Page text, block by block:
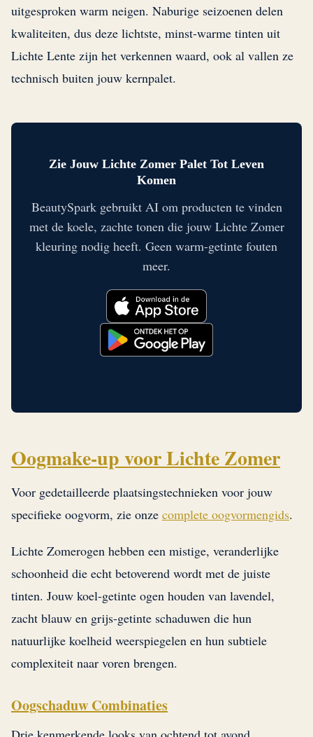
uitgesproken warm neigen. Naburige seizoenen delen
kwaliteiten, dus deze lichtste, minst-warme tinten uit
Lichte Lente zijn het verkennen waard, ook al vallen ze
technisch buiten jouw kernpalet.
Zie Jouw Lichte Zomer Palet Tot Leven
Komen
BeautySpark gebruikt AI om producten te vinden
met de koele, zachte tonen die jouw Lichte Zomer
kleuring nodig heeft. Geen warm-getinte fouten
meer.
Oogmake-up voor Lichte Zomer
Voor gedetailleerde plaatsingstechnieken voor jouw
specifieke oogvorm, zie onze complete oogvormengids.
Lichte Zomerogen hebben een mistige, veranderlijke
schoonheid die echt betoverend wordt met de juiste
tinten. Jouw koel-getinte ogen houden van lavendel,
zacht blauw en grijs-getinte schaduwen die hun
natuurlijke koelheid weerspiegelen en hun subtiele
complexiteit naar voren brengen.
Oogschaduw Combinaties